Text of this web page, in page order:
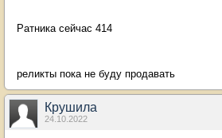
Ратника сейчас 414
реликты пока не буду продавать
Крушила
24.10.2022